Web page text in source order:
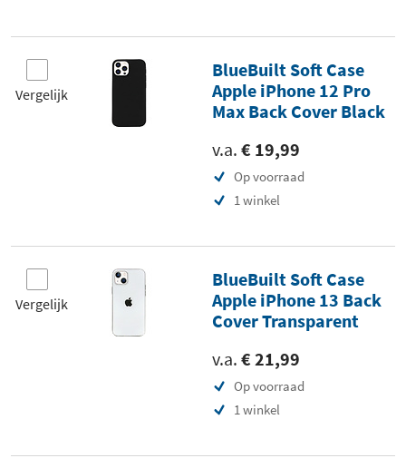
Vergelijk
BlueBuilt Soft Case
Apple iPhone 12 Pro
Max Back Cover Black
v.a. € 19,99
Op voorraad
1 winkel
Vergelijk
BlueBuilt Soft Case
Apple iPhone 13 Back
Cover Transparent
v.a. € 21,99
Op voorraad
1 winkel